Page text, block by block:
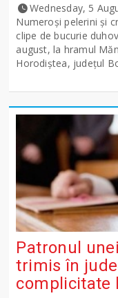
Wednesday, 5
Numeroși pelerini și
clipe de bucurie
august, la hramul
Horodiștea, județul
Patronul
trimis în
complicitate